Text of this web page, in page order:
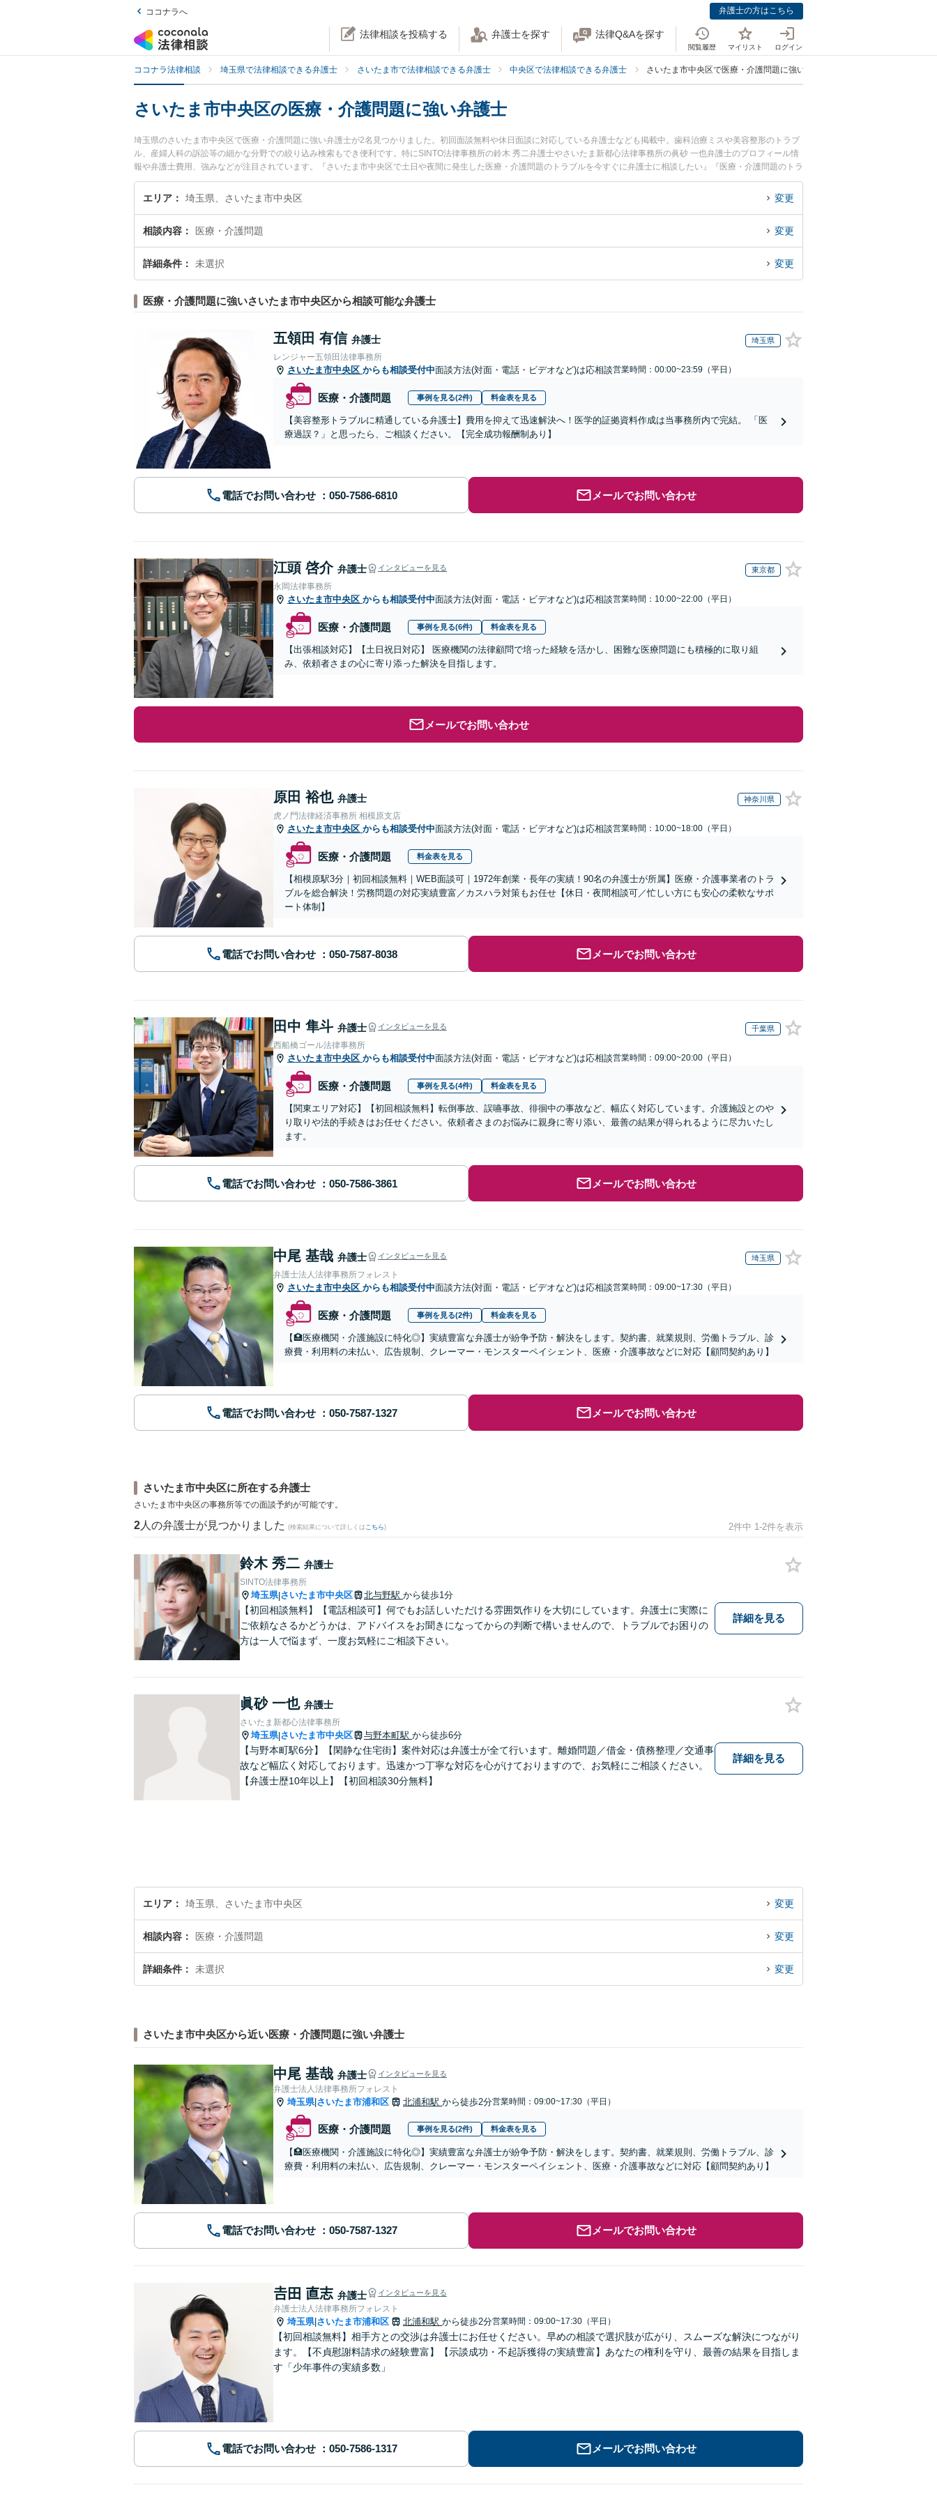
ココナラへ 弁護士の方はこちら
法律相談を投稿する 弁護士を探す 法律Q&Aを探す
閲覧履歴 マイリスト ログイン
ココナラ法律相談 埼玉県で法律相談できる弁護士 さいたま市で法律相談できる弁護士 中央区で法律相談できる弁護士 さいたま市中央区で医療・介護問題に強い弁護士
さいたま市中央区の医療・介護問題に強い弁護士
埼玉県のさいたま市中央区で医療・介護問題に強い弁護士が2名見つかりました。初回面談無料や休日面談に対応している弁護士なども掲載中。歯科治療ミスや美容整形のトラブ
ル、産婦人科の訴訟等の細かな分野での絞り込み検索もでき便利です。特にSINTO法律事務所の鈴木 秀二弁護士やさいたま新都心法律事務所の眞砂 一也弁護士のプロフィール情
報や弁護士費用、強みなどが注目されています。『さいたま市中央区で土日や夜間に発生した医療・介護問題のトラブルを今すぐに弁護士に相談したい』『医療・介護問題のトラ
ブル解決の実績豊富な近くの弁護士を検索したい』『初回相談無料で医療・介護問題を法律相談できるさいたま市中央区内の弁護士に相談予約したい』などでお困りの相談者さん
におすすめです。
エリア 埼玉県、さいたま市中央区 変更
相談内容 医療・介護問題 変更
詳細条件 未選択 変更
医療・介護問題に強いさいたま市中央区から相談可能な弁護士
五領田 有信 弁護士 埼玉県
レンジャー五領田法律事務所
さいたま市中央区 からも相談受付中面談方法(対面・電話・ビデオなど)は応相談営業時間：00:00~23:59（平日）
医療・介護問題 事例を見る(2件) 料金表を見る
【美容整形トラブルに精通している弁護士】費用を抑えて迅速解決へ！医学的証拠資料作成は当事務所内で完結。 「医
療過誤？」と思ったら、ご相談ください。【完全成功報酬制あり】
電話でお問い合わせ メールでお問い合わせ
江頭 啓介 弁護士 インタビューを見る 東京都
永岡法律事務所
さいたま市中央区 からも相談受付中面談方法(対面・電話・ビデオなど)は応相談営業時間：10:00~22:00（平日）
医療・介護問題 事例を見る(6件) 料金表を見る
【出張相談対応】【土日祝日対応】 医療機関の法律顧問で培った経験を活かし、困難な医療問題にも積極的に取り組
み、依頼者さまの心に寄り添った解決を目指します。
メールでお問い合わせ
原田 裕也 弁護士 神奈川県
虎ノ門法律経済事務所 相模原支店
さいたま市中央区 からも相談受付中面談方法(対面・電話・ビデオなど)は応相談営業時間：10:00~18:00（平日）
医療・介護問題 料金表を見る
【相模原駅3分｜初回相談無料｜WEB面談可｜1972年創業・長年の実績！90名の弁護士が所属】医療・介護事業者のトラ
ブルを総合解決！労務問題の対応実績豊富／カスハラ対策もお任せ【休日・夜間相談可／忙しい方にも安心の柔軟なサポ
ート体制】
電話でお問い合わせ メールでお問い合わせ
田中 隼斗 弁護士 インタビューを見る 千葉県
西船橋ゴール法律事務所
さいたま市中央区 からも相談受付中面談方法(対面・電話・ビデオなど)は応相談営業時間：09:00~20:00（平日）
医療・介護問題 事例を見る(4件) 料金表を見る
【関東エリア対応】【初回相談無料】転倒事故、誤嚥事故、徘徊中の事故など、幅広く対応しています。介護施設とのや
り取りや法的手続きはお任せください。依頼者さまのお悩みに親身に寄り添い、最善の結果が得られるように尽力いたし
ます。
電話でお問い合わせ メールでお問い合わせ
中尾 基哉 弁護士 インタビューを見る 埼玉県
弁護士法人法律事務所フォレスト
さいたま市中央区 からも相談受付中面談方法(対面・電話・ビデオなど)は応相談営業時間：09:00~17:30（平日）
医療・介護問題 事例を見る(2件) 料金表を見る
【🏥医療機関・介護施設に特化◎】実績豊富な弁護士が紛争予防・解決をします。契約書、就業規則、労働トラブル、診
療費・利用料の未払い、広告規制、クレーマー・モンスターペイシェント、医療・介護事故などに対応【顧問契約あり】
電話でお問い合わせ メールでお問い合わせ
さいたま市中央区に所在する弁護士
さいたま市中央区の事務所等での面談予約が可能です。
2 人の弁護士が見つかりました (検索結果について詳しくは こちら) 2件中 1-2件を表示
鈴木 秀二 弁護士
SINTO法律事務所
埼玉県|さいたま市中央区 北与野駅 から徒歩1分
【初回相談無料】【電話相談可】何でもお話しいただける雰囲気作りを大切にしています。弁護士に実際に
ご依頼なさるかどうかは、アドバイスをお聞きになってからの判断で構いませんので、トラブルでお困りの
方は一人で悩まず、一度お気軽にご相談下さい。
詳細を見る
眞砂 一也 弁護士
さいたま新都心法律事務所
埼玉県|さいたま市中央区 与野本町駅 から徒歩6分
【与野本町駅6分】【閑静な住宅街】案件対応は弁護士が全て行います。離婚問題／借金・債務整理／交通事
故など幅広く対応しております。迅速かつ丁寧な対応を心がけておりますので、お気軽にご相談ください。
【弁護士歴10年以上】【初回相談30分無料】
詳細を見る
エリア 埼玉県、さいたま市中央区 変更
相談内容 医療・介護問題 変更
詳細条件 未選択 変更
さいたま市中央区から近い医療・介護問題に強い弁護士
中尾 基哉 弁護士 インタビューを見る
弁護士法人法律事務所フォレスト
埼玉県| さいたま市浦和区 北浦和駅 から徒歩2分営業時間：09:00~17:30（平日）
医療・介護問題 事例を見る(2件) 料金表を見る
【🏥医療機関・介護施設に特化◎】実績豊富な弁護士が紛争予防・解決をします。契約書、就業規則、労働トラブル、診
療費・利用料の未払い、広告規制、クレーマー・モンスターペイシェント、医療・介護事故などに対応【顧問契約あり】
電話でお問い合わせ メールでお問い合わせ
𠮷田 直志 弁護士 インタビューを見る
弁護士法人法律事務所フォレスト
埼玉県| さいたま市浦和区 北浦和駅 から徒歩2分営業時間：09:00~17:30（平日）
【初回相談無料】相手方との交渉は弁護士にお任せください。早めの相談で選択肢が広がり、スムーズな解決につながり
ます。【不貞慰謝料請求の経験豊富】【示談成功・不起訴獲得の実績豊富】あなたの権利を守り、最善の結果を目指しま
す「少年事件の実績多数」
電話でお問い合わせ メールでお問い合わせ